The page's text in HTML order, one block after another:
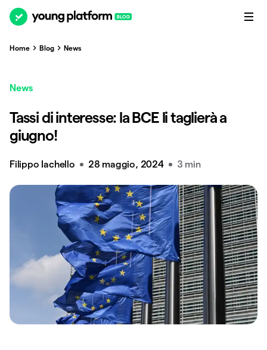
Home Blog News
News
Tassi di interesse: la BCE li taglierà a
giugno!
Filippo Iachello 28 maggio, 2024 3 min